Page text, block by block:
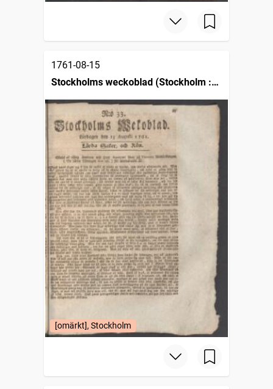
1761-08-15
Stockholms weckoblad (Stockholm :
1745)
[omärkt], Stockholm